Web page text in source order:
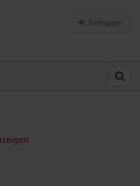
Einloggen